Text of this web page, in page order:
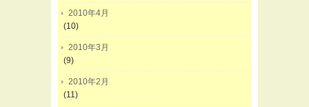
2010年4月
(10)
2010年3月
(9)
2010年2月
(11)